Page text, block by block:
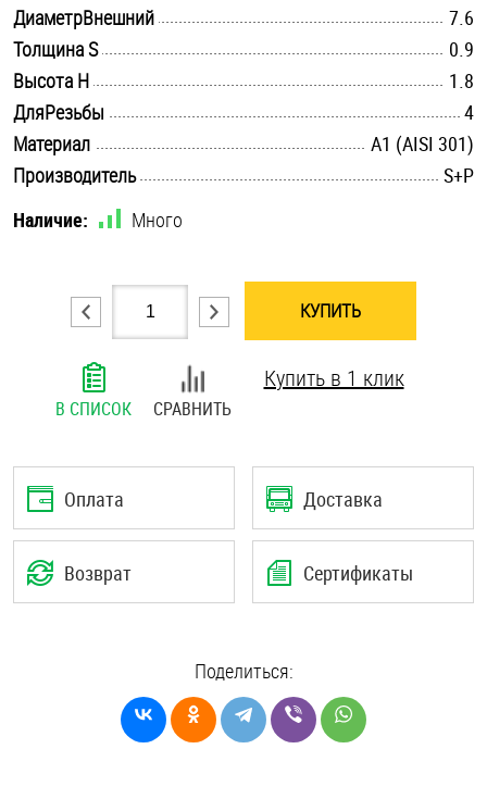
Такелаж
Хомуты
Шайбы
Шпильки
Шплинты
Штифты и пальцы
ДиаметрВнешний
7.6
Толщина S
0.9
Высота H
1.8
ДляРезьбы
4
Материал
А1 (AISI 301)
Производитель
S+P
Наличие:
Много
КУПИТЬ
В СПИСОК СРАВНИТЬ
Купить в 1 клик
Оплата Доставка
Возврат Сертификаты
Поделиться: